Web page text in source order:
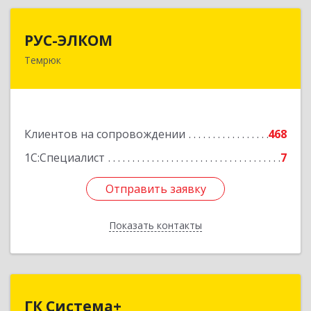
РУС-ЭЛКОМ
Темрюк
Клиентов на сопровождении
468
1С:Специалист
7
Отправить заявку
Показать контакты
353500, Краснодарский край, Темрюкский р-н,
Отправить заявку
Назад
ГК Система+